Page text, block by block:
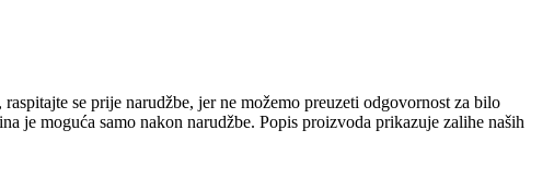
se prije narudžbe, jer ne možemo preuzeti odgovornost za bilo
je moguća samo nakon narudžbe. Popis proizvoda prikazuje zalihe naših